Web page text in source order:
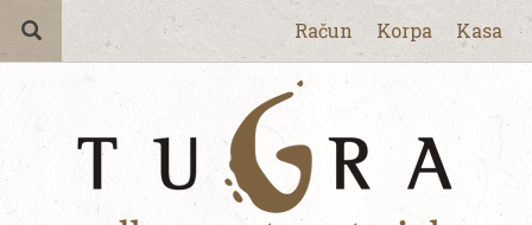
Račun Korpa Kasa